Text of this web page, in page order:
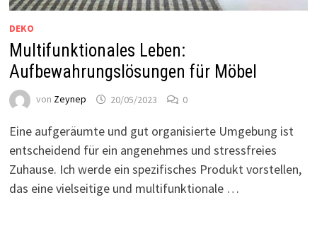
DEKO
Multifunktionales Leben:
Aufbewahrungslösungen für Möbel
von Zeynep 20/05/2023 0
Eine aufgeräumte und gut organisierte Umgebung ist
entscheidend für ein angenehmes und stressfreies
Zuhause. Ich werde ein spezifisches Produkt vorstellen,
das eine vielseitige und multifunktionale …